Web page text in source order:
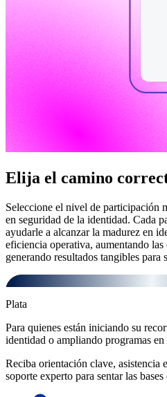
Elija el camino
Seleccione el nivel de participación
en seguridad de la identidad. Cada
ayudarle a alcanzar la madurez en
eficiencia operativa, aumentando
generando resultados tangibles para
Plata
Para quienes están iniciando su
identidad o ampliando programas
Reciba orientación clave,
soporte experto para sentar las